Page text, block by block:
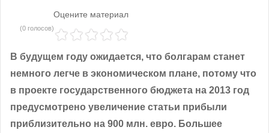
Оцените материал
(0 голосов)
В будущем году ожидается, что болгарам станет
немного легче в экономическом плане, потому что
в проекте государственного бюджета на 2013 год
предусмотрено увеличение статьи прибыли
приблизительно на 900 млн. евро. Большее